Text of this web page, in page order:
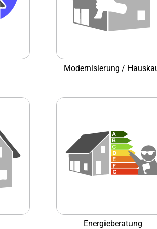
Modernisierung /
Energieberatung